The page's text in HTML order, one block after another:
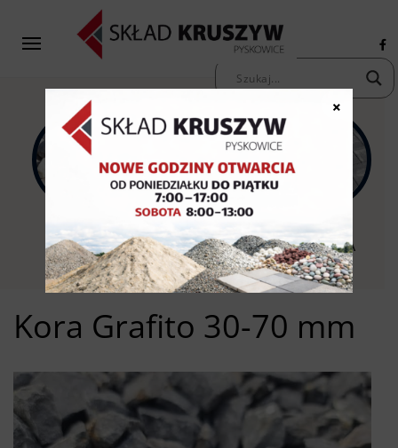
KAMIENIE
OZDOBNE
PIASKI ŻWIRY
KOSTKA
BRUKOWA
Kora Grafito 30-70 mm
×